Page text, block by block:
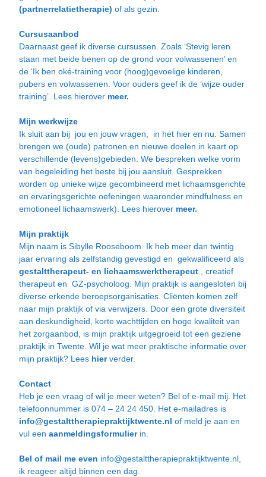
(partnerrelatietherapie) of als gezin.
Cursusaanbod
Daarnaast geef ik diverse cursussen. Zoals ‘Stevig leren
staan met beide benen op de grond voor volwassenen’ en
de ‘Ik ben oké-training voor (hoog)gevoelige kinderen,
pubers en volwassenen. Voor ouders geef ik de ‘wijze ouder
training’. Lees hierover meer.
Mijn werkwijze
Ik sluit aan bij jou en jouw vragen, in het hier en nu. Samen
brengen we (oude) patronen en nieuwe doelen in kaart op
verschillende (levens)gebieden. We bespreken welke vorm
van begeleiding het beste bij jou aansluit. Gesprekken
worden op unieke wijze gecombineerd met lichaamsgerichte
en ervaringsgerichte oefeningen waaronder mindfulness en
emotioneel lichaamswerk). Lees hierover meer.
Mijn praktijk
Mijn naam isSibylle Rooseboom. Ik heb meer dan twintig
jaar ervaring als zelfstandig gevestigd en gekwalificeerd als
gestalttherapeut- en lichaamswerktherapeut , creatief
therapeut en GZ-psycholoog. Mijn praktijk is aangesloten bij
diverse erkende beroepsorganisaties. Cliënten komen zelf
naar mijn praktijk of viaverwijzers. Door een grote diversiteit
aan deskundigheid, korte wachttijden en hoge kwaliteit van
het zorgaanbod, is mijn praktijk uitgegroeid tot een geziene
praktijk in Twente. Wil je wat meer praktische informatie over
mijn praktijk? Lees hier verder.
Contact
Heb je een vraag of wil je meer weten? Bel of e-mail mij. Het
telefoonnummer is 074 – 24 24 450. Het e-mailadres is
info@gestalttherapiepraktijktwente.nl of meld je aan en
vul eenaanmeldingsformulierin.
Bel of mail me even info@gestalttherapiepraktijktwente.nl,
ik reageer altijd binnen een dag.